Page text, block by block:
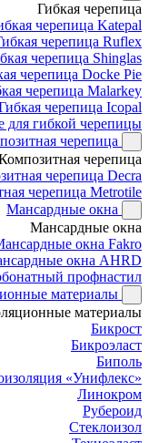
Гибкая черепица
черепица Katepal
черепица Ruflex
черепица Shinglas
черепица Docke Pie
черепица Malarkey
черепица Icopal
гибкой черепицы
черепица
черепица
черепица Decra
черепица Metrotile
Мансардные окна
Мансардные окна
окна Fakro
окна AHRD
профнастил
материалы
материалы
Бикрост
Бикроэласт
Биполь
«Унифлекс»
Линокром
Рубероид
Стеклоизол